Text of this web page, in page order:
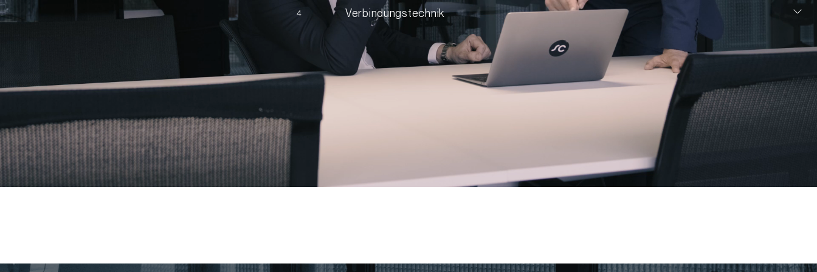
4 Verbindungstechnik
Maximilian Eckertz
Managing Consultant | Medizintechnik
Vermittlungsschwerpunkte
Leadership | Sales
Vermittlungsschwerpunkte
Engineering | Leadership | Sales